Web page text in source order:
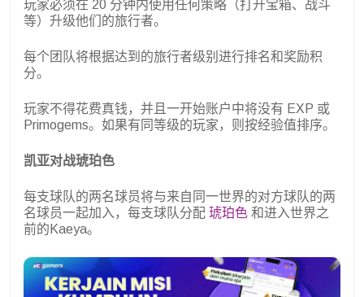
玩家必须在 20 分钟内使用任何策略（打开宝箱、战斗
等）升级他们的旅行者。
每个团队将根据达到的旅行者级别进行排名和奖励积
分。
玩家不得花费真钱，并且一开始账户中将没有 EXP 或
Primogems。如果有同等级的玩家，则按经验值排序。
凯亚对战琥珀色
每支球队的两名球员将与来自同一世界的对方球队的两
名球员一起加入，每支球队分配 琥珀色 和进入世界之
前的Kaeya。